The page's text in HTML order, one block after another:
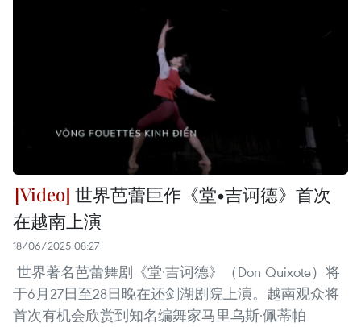
世界芭蕾巨作《堂•吉诃德》首次
在越南上演
18/06/2025 08:27
世界著名芭蕾舞剧《堂·吉诃德》（Don Quixote）将
于6月27日至28日晚在还剑湖剧院上演。越南观众将
首次有机会欣赏到知名编舞家马里乌斯·佩蒂帕